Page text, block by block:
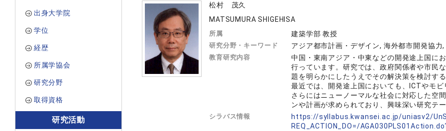
出身大学院
学位
経歴
所属学協会
研究分野
取得資格
研究活動
松村 茂久
MATSUMURA SHIGEHISA
所属 建築学部 教授
研究分野・キーワード アジア都市計画・デザイン, 海外都市開発協力
教育研究内容
中国・東南アジア・中東などの開発途上国に
行っています。研究では、政府関係者や市民
題を明らかにしたうえでその解決策を検討す
最近では、開発途上国においても、ICTやモ
さらにはニューノーマルな社会に対応した空
ンや計画が求められており、興味深い研究テ
シラバス情報
https://syllabus.kwansei.ac.jp/uniasv2/
REQ_ACTION_DO=/